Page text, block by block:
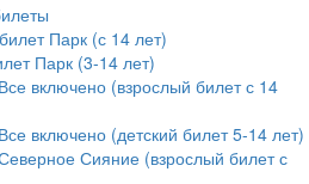
Парк (с 14 лет)
Парк (3-14 лет)
включено (взрослый билет с 14
включено (детский билет 5-14 лет)
Сияние (взрослый билет с